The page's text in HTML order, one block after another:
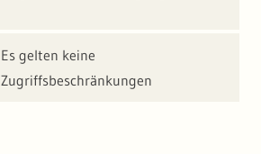
Es gelten keine
Zugriffsbeschränkungen